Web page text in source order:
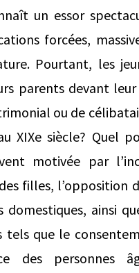
un essor
forcées,
Pourtant, les
parents devant
ou de
XIXe siècle? Quel
motivée par
ﬁlles, l’opposition
ainsi
que le
des personnes